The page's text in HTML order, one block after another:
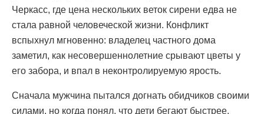
Черкасс, где цена нескольких веток сирени едва не
стала равной человеческой жизни. Конфликт
вспыхнул мгновенно: владелец частного дома
заметил, как несовершеннолетние срывают цветы у
его забора, и впал в неконтролируемую ярость.
Сначала мужчина пытался догнать обидчиков своими
силами, но когда понял, что дети бегают быстрее,